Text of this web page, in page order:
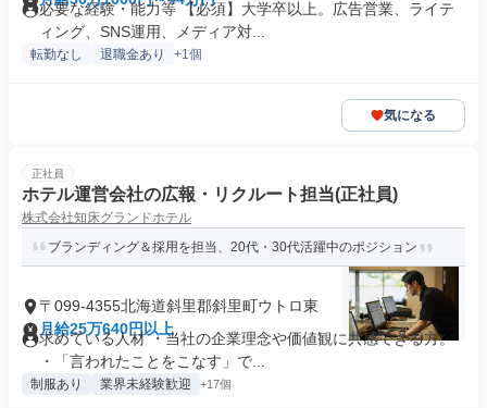
必要な経験・能力等 【必須】大学卒以上。広告営業、ライテ
ィング、SNS運用、メディア対...
転勤なし 退職金あり +1個
気になる
正社員
ホテル運営会社の広報・リクルート担当(正社員)
株式会社知床グランドホテル
ブランディング＆採用を担当、20代・30代活躍中のポジション
〒099-4355北海道斜里郡斜里町ウトロ東
月給25万640円以上
求めている人材 ・当社の企業理念や価値観に共感できる方。
・「言われたことをこなす」で...
制服あり 業界未経験歓迎 +17個